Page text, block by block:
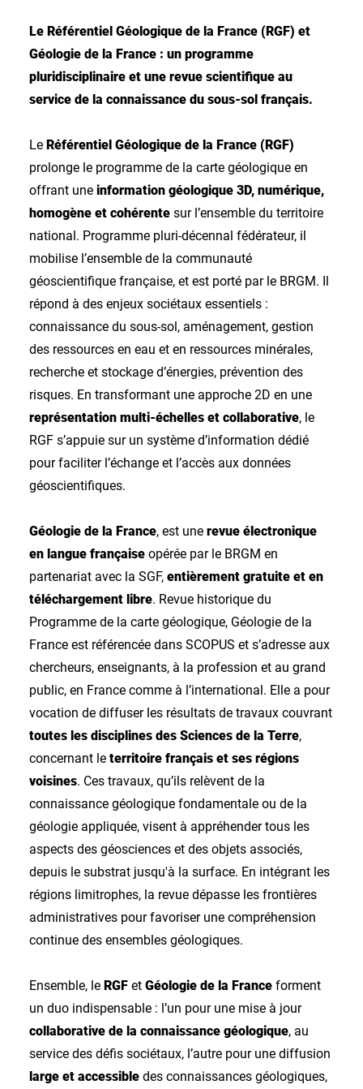
Le Référentiel Géologique de la France (RGF) et
Géologie de la France : un programme
pluridisciplinaire et une revue scientifique au
service de la connaissance du sous-sol français.
Le Référentiel Géologique de la France (RGF)
prolonge le programme de la carte géologique en
offrant une information géologique 3D, numérique,
homogène et cohérente sur l’ensemble du territoire
national. Programme pluri-décennal fédérateur, il
mobilise l’ensemble de la communauté
géoscientifique française, et est porté par le BRGM. Il
répond à des enjeux sociétaux essentiels :
connaissance du sous-sol, aménagement, gestion
des ressources en eau et en ressources minérales,
recherche et stockage d’énergies, prévention des
risques. En transformant une approche 2D en une
représentation multi-échelles et collaborative, le
RGF s’appuie sur un système d’information dédié
pour faciliter l’échange et l’accès aux données
géoscientifiques.
Géologie de la France, est une revue électronique
en langue française opérée par le BRGM en
partenariat avec la SGF, entièrement gratuite et en
téléchargement libre. Revue historique du
Programme de la carte géologique, Géologie de la
France est référencée dans SCOPUS et s’adresse aux
chercheurs, enseignants, à la profession et au grand
public, en France comme à l’international. Elle a pour
vocation de diffuser les résultats de travaux couvrant
toutes les disciplines des Sciences de la Terre,
concernant le territoire français et ses régions
voisines. Ces travaux, qu’ils relèvent de la
connaissance géologique fondamentale ou de la
géologie appliquée, visent à appréhender tous les
aspects des géosciences et des objets associés,
depuis le substrat jusqu'à la surface. En intégrant les
régions limitrophes, la revue dépasse les frontières
administratives pour favoriser une compréhension
continue des ensembles géologiques.
Ensemble, le RGF et Géologie de la France forment
un duo indispensable : l’un pour une mise à jour
collaborative de la connaissance géologique, au
service des défis sociétaux, l’autre pour une diffusion
large et accessible des connaissances géologiques,